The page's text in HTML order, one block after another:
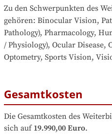
Zu den Schwerpunkten des
gehören: Binocular Vision,
Pathology), Pharmacology,
/ Physiology), Ocular
Optometry, Sports Vision,
Gesamtkosten
Die Gesamtkosten des
sich auf 19.990,00 Euro.